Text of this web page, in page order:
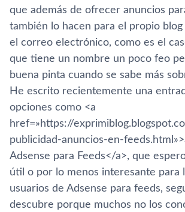
que además de ofrecer anuncios
también lo hacen para el propio blog
el correo electrónico, como es el
que tiene un nombre un poco feo
buena pinta cuando se sabe más
He escrito recientemente una
opciones como <a
href=»https://
publicidad-anuncios-en-
Adsense para Feeds</a>, que
útil o por lo menos interesante para
usuarios de Adsense para feeds,
descubre porque muchos no los